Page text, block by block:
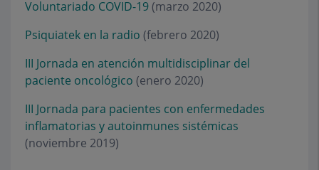
Voluntariado COVID-19(marzo 2020)
Psiquiatek en la radio (febrero 2020)
III Jornada en atención multidisciplinar del
paciente oncológico (enero 2020)
III Jornada para pacientes con enfermedades
inflamatorias y autoinmunes sistémicas
(noviembre 2019)